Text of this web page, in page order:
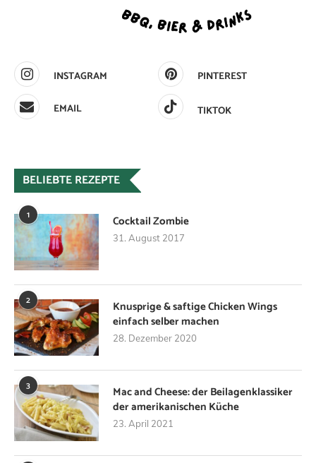
INSTAGRAM
PINTEREST
EMAIL
TIKTOK
BELIEBTE REZEPTE
1 Cocktail Zombie
31. August 2017
2
Knusprige & saftige Chicken Wings
einfach selber machen
28. Dezember 2020
3
Mac and Cheese: der Beilagenklassiker
der amerikanischen Küche
23. April 2021